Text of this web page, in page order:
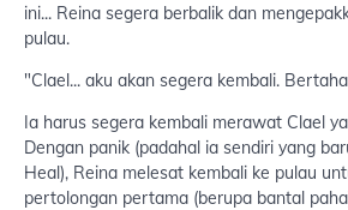
ini... Reina segera berbalik dan
pulau.
"Clael... aku akan segera kembali.
Ia harus segera kembali merawat Clael
Dengan panik (padahal ia sendiri yang
Heal), Reina melesat kembali ke pulau
pertolongan pertama (berupa bantal